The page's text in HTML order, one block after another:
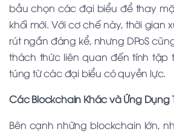
bầu chọn các đại biểu để thay
khối mới. Với cơ chế này, thời gian
rút ngắn đáng kể, nhưng DPoS
thách thức liên quan đến tính tập
túng từ các đại biểu có quyền lực.
Các Blockchain Khác và Ứng Dụng
Bên cạnh những blockchain lớn,